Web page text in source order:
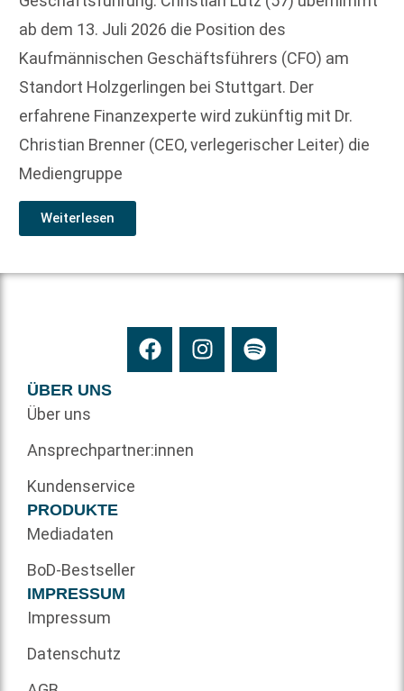
ab dem 13. Juli 2026 die Position des
Kaufmännischen Geschäftsführers (CFO) am
Standort Holzgerlingen bei Stuttgart. Der
erfahrene Finanzexperte wird zukünftig mit Dr.
Christian Brenner (CEO, verlegerischer Leiter) die
Mediengruppe
Weiterlesen
ÜBER UNS
Über uns
Ansprechpartner:innen
Kundenservice
PRODUKTE
Mediadaten
BoD-Bestseller
IMPRESSUM
Impressum
Datenschutz